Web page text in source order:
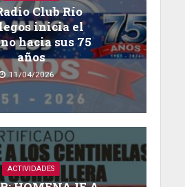
Club Río
inicia el
hacia sus 75
años
11/04/2026
ACTIVIDADES